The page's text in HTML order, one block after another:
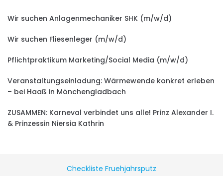
Wir suchen Anlagenmechaniker SHK (m/w/d)
Wir suchen Fliesenleger (m/w/d)
Pflichtpraktikum Marketing/Social Media (m/w/d)
Veranstaltungseinladung: Wärmewende konkret erleben
– bei Haaß in Mönchengladbach
ZUSAMMEN: Karneval verbindet uns alle! Prinz Alexander I.
& Prinzessin Niersia Kathrin
Checkliste Fruehjahrsputz